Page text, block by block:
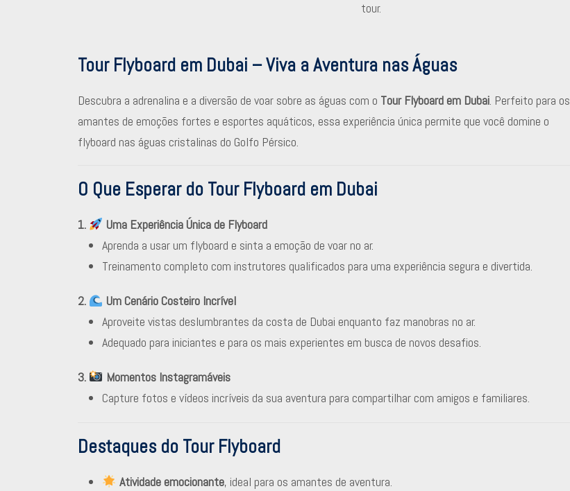
tour.
Tour Flyboard em Dubai – Viva a Aventura nas Águas
Descubra a adrenalina e a diversão de voar sobre as águas com o Tour Flyboard em Dubai. Perfeito para os
amantes de emoções fortes e esportes aquáticos, essa experiência única permite que você domine o
flyboard nas águas cristalinas do Golfo Pérsico.
O Que Esperar do Tour Flyboard em Dubai
1.
Uma Experiência Única de Flyboard
Aprenda a usar um flyboard e sinta a emoção de voar no ar.
Treinamento completo com instrutores qualificados para uma experiência segura e divertida.
2.
Um Cenário Costeiro Incrível
Aproveite vistas deslumbrantes da costa de Dubai enquanto faz manobras no ar.
Adequado para iniciantes e para os mais experientes em busca de novos desafios.
3.
Momentos Instagramáveis
Capture fotos e vídeos incríveis da sua aventura para compartilhar com amigos e familiares.
Destaques do Tour Flyboard
Atividade emocionante, ideal para os amantes de aventura.